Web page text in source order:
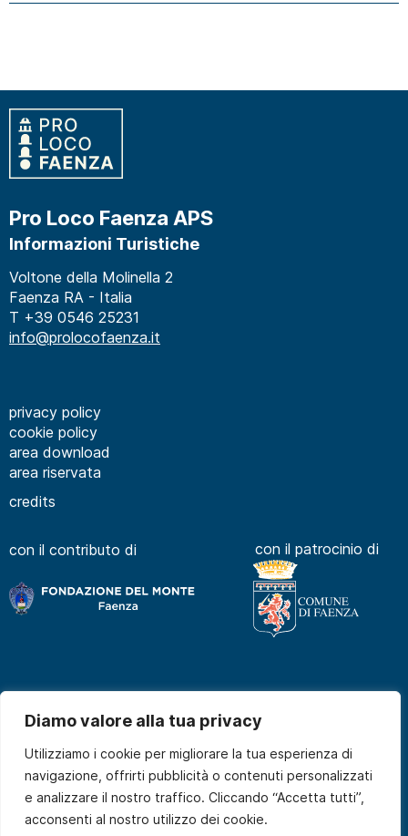
Diamo valore alla tua privacy
Utilizziamo i cookie per migliorare la tua esperienza di
navigazione, offrirti pubblicità o contenuti personalizzati
e analizzare il nostro traffico. Cliccando “Accetta tutti”,
acconsenti al nostro utilizzo dei cookie.
Pro Loco Faenza APS
Informazioni Turistiche
Voltone della Molinella 2
Faenza RA - Italia
T +39 0546 25231
info@prolocofaenza.it
privacy policy
cookie policy
area download
area riservata
credits
con il patrocinio di
con il contributo di